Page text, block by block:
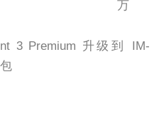
万
3 Premium 升级到 IM-